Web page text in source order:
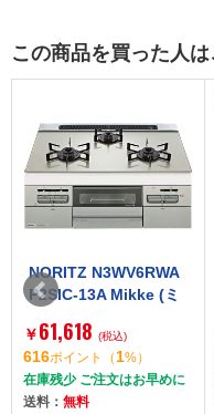
この商品を買った人
NORITZ N3WV6RWA
P2SIC-13A Mikke (ミ
コンロ (都市ガス用・3
口・両側強火タイプ・
幅60cm)]
￥61,618 (税込)
616ポイント （1%）
在庫残少 ご注文はお早めに
送料： 無料